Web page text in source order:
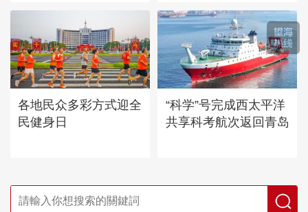
各地民众多彩方式迎全
民健身日
“科学”号完成西太平洋
共享科考航次返回青岛